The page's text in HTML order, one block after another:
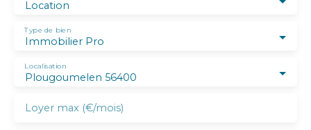
Location
Immobilier Pro
Type de bien
Plougoumelen 56400
Localisation
Loyer max (€/mois)